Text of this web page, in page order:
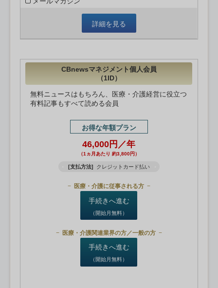
詳細を見る
CBnewsマネジメント個人会員
（1ID）
無料ニュースはもちろん、医療・介護経営に役立つ
有料記事もすべて読める会員
お得な年額プラン
46,000円／年
（1ヵ月あたり 約3,800円）
[支払方法] クレジットカード払い
医療・介護に従事される方
手続きへ進む
（開始月無料）
医療・介護関連業界の方／一般の方
手続きへ進む
（開始月無料）